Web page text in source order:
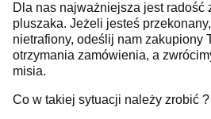
Dla nas najważniejsza jest radość
pluszaka. Jeżeli jesteś
nietrafiony, odeślij nam zakupiony
otrzymania zamówienia, a
misia.
Co w takiej sytuacji należy zrobić ?